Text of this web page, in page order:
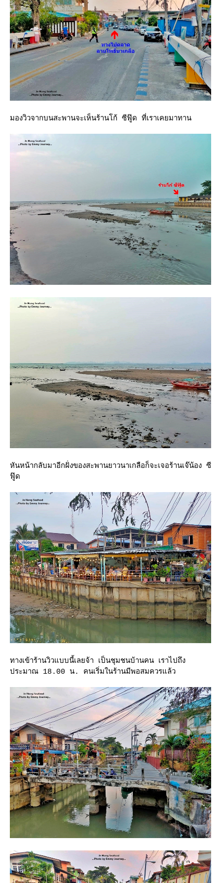
มองวิวจากบนสะพานจะเห็นร้านโก้ ซีฟู๊ด ที่เราเคยมาทาน
หันหน้ากลับมาอีกฝั่งของสะพานยาวนาเกลือก็จะเจอร้านเจ๊น้อง ซี
ฟู๊ด
ทางเข้าร้านวิวแบบนี้เลยจ้า เป็นชุมชนบ้านคน เราไปถึง
ประมาณ 18.00 น. คนเริ่มในร้านมีพอสมควรแล้ว